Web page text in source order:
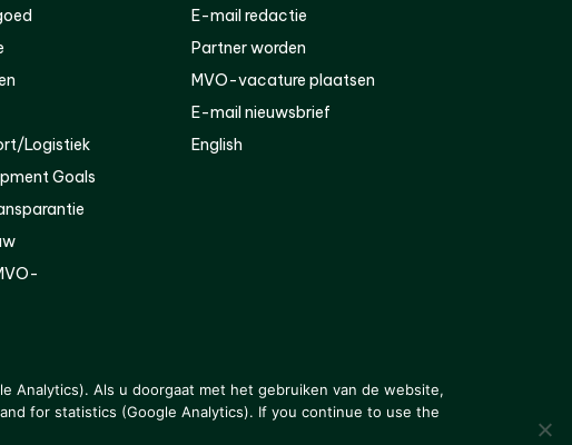
Logistiek
Goals
E-mail redactie
Partner worden
MVO-vacature plaatsen
E-mail nieuwsbrief
English
Analytics). Als u doorgaat met het gebruiken van de website,
for statistics (Google Analytics). If you continue to use the